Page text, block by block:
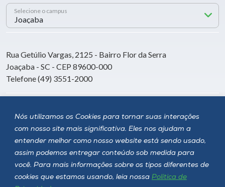
Nós utilizamos os Cookies para tornar suas interações
com nosso site mais significativa. Eles nos ajudam a
entender melhor como nosso website está sendo usado,
assim podemos entregar conteúdo sob medida para
você. Para mais informações sobre os tipos diferentes de
cookies que estamos usando, leia nossa Política de
Selecione o campus
Rua Getúlio Vargas, 2125 - Bairro Flor da Serra
Joaçaba - SC - CEP 89600-000
Telefone (49) 3551-2000
Siga a Unoesc